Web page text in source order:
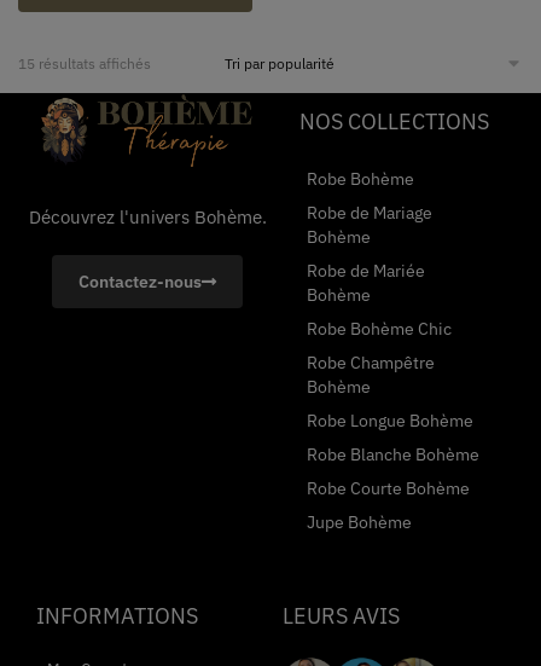
15 résultats affichés
Découvrez l'univers Bohème.
Contactez-nous
NOS COLLECTIONS
Robe Bohème
Robe de Mariage
Bohème
Robe de Mariée
Bohème
Robe Bohème Chic
Robe Champêtre
Bohème
Robe Longue Bohème
Robe Blanche Bohème
Robe Courte Bohème
Jupe Bohème
INFORMATIONS LEURS AVIS